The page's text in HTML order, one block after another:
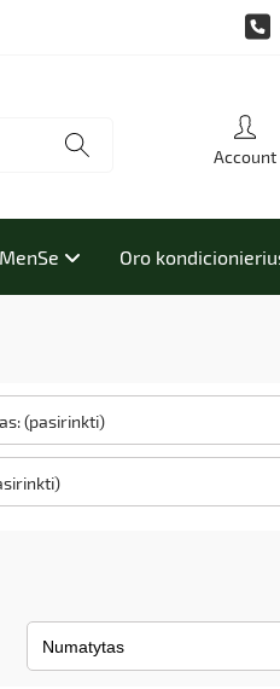
Oro
(pasirinkti)